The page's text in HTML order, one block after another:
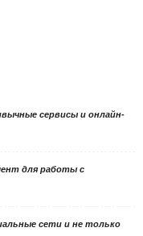
сервисы и онлайн-
для работы с
сети и не только